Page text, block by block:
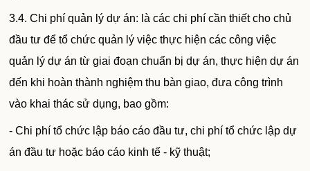
3.4. Chi phí quản lý dự án: là các chi phí cần thiết cho chủ
đầu tư để tổ chức quản lý việc thực hiện các công việc
quản lý dự án từ giai đoạn chuẩn bị dự án, thực hiện dự án
đến khi hoàn thành nghiệm thu bàn giao, đưa công trình
vào khai thác sử dụng, bao gồm:
- Chi phí tổ chức lập báo cáo đầu tư, chi phí tổ chức lập dự
án đầu tư hoặc báo cáo kinh tế - kỹ thuật;